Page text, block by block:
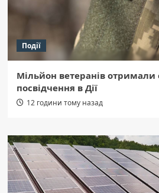
Події
Мільйон ветеранів отримали
посвідчення в Дії
12 години тому назад